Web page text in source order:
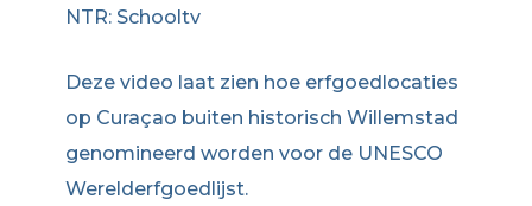
NTR: Schooltv
Deze video laat zien hoe erfgoedlocaties
op Curaçao buiten historisch Willemstad
genomineerd worden voor de UNESCO
Werelderfgoedlijst.